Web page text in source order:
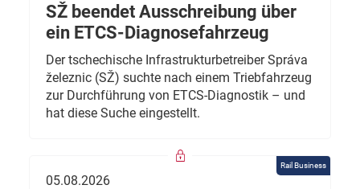
SŽ beendet Ausschreibung über
ein ETCS-Diagnosefahrzeug
Der tschechische Infrastrukturbetreiber Správa
železnic (SŽ) suchte nach einem Triebfahrzeug
zur Durchführung von ETCS-Diagnostik – und
hat diese Suche eingestellt.
Rail Business
05.08.2026